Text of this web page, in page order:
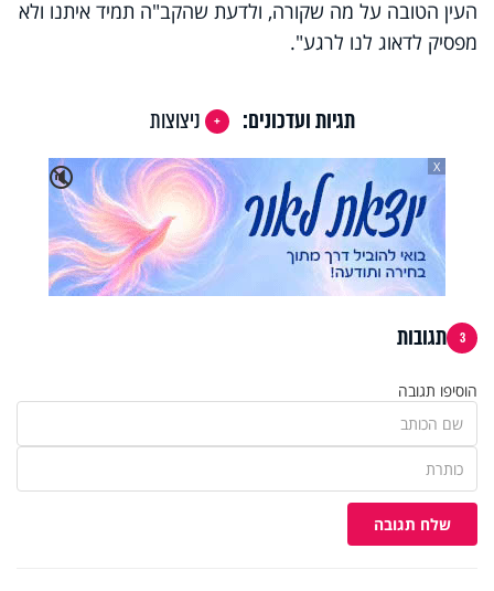
העין הטובה על מה שקורה, ולדעת שהקב"ה תמיד איתנו ולא
מפסיק לדאוג לנו לרגע".
תגיות ועדכונים:
ניצוצות
🔇
X
3 תגובות
הוסיפו תגובה
שלח תגובה